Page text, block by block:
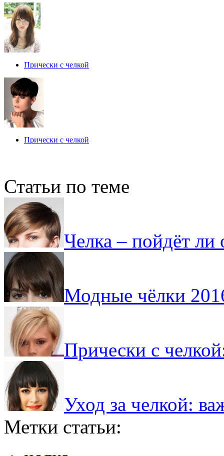
Прически с челкой
Прически с челкой
Статьи по теме
Челка – пойдёт ли
Модные чёлки
Прически с
Уход за челкой:
Метки статьи: